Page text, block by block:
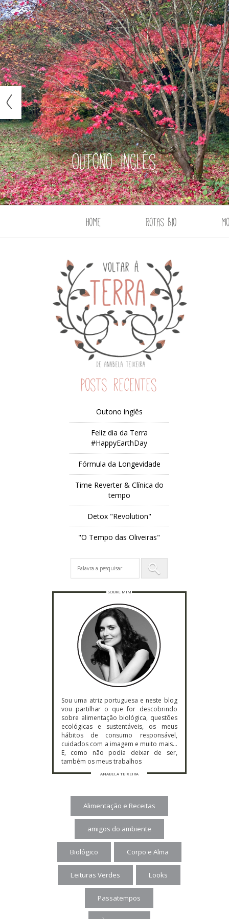
Outono inglês
Home Rotas Bio
Posts recentes
Outono inglês
Feliz dia da Terra
#HappyEarthDay
Fórmula da Longevidade
Time Reverter & Clínica do
tempo
Detox "Revolution"
"O Tempo das Oliveiras"
SOBRE MIM
Sou uma atriz portuguesa e neste blog
vou partilhar o que for descobrindo
sobre alimentação biológica, questões
ecológicas e sustentáveis, os meus
hábitos de consumo responsável,
cuidados com a imagem e muito mais…
E, como não podia deixar de ser,
também os meus trabalhos
ANABELA TEIXEIRA
Alimentação e Receitas
amigos do ambiente
Biológico Corpo e Alma
Leituras Verdes Looks
Passatempos